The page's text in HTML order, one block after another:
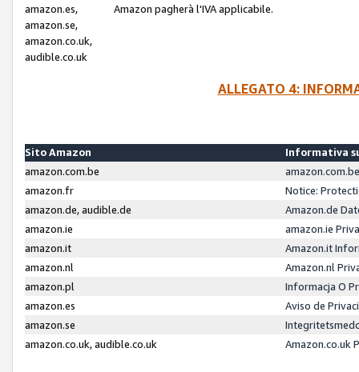
amazon.es,
amazon.se,
amazon.co.uk,
audible.co.uk
Amazon pagherà l'IVA applicabile.
ALLEGATO 4:
Sito Amazon
Informativa
amazon.com.be
amazon.fr
Notice:
amazon.de, audible.de
Amazon.de
amazon.ie
amazon.ie
amazon.it
Amazon.it
amazon.nl
Amazon.nl
amazon.pl
Informacja O
amazon.es
Aviso de
amazon.se
amazon.co.uk, audible.co.uk
Amazon.co.uk